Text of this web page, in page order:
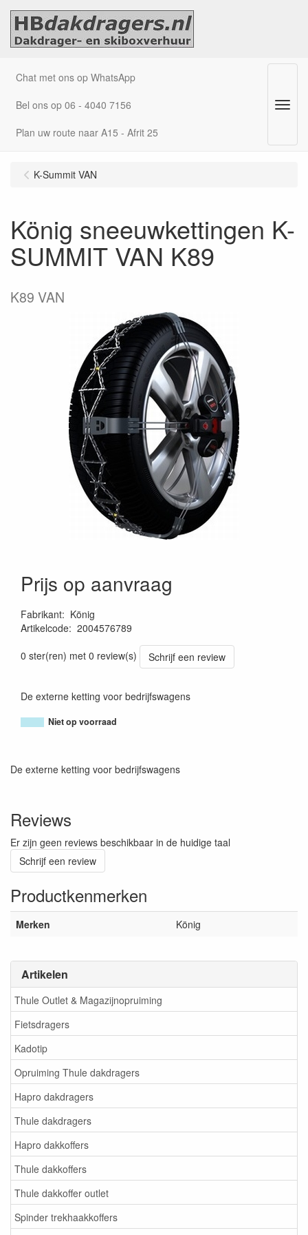
Chat met ons op WhatsApp
Bel ons op 06 - 4040 7156
Plan uw route naar A15 - Afrit 25
Menu
Artikelen
Thule Outlet & Magazijnopruiming
Fietsdragers
Kadotip
Opruiming Thule dakdragers
Hapro dakdragers
Thule dakdragers
Hapro dakkoffers
Thule dakkoffers
Thule dakkoffer outlet
Spinder trekhaakkoffers
K-Summit VAN
König sneeuwkettingen K-
SUMMIT VAN K89
K89 VAN
Prijs op aanvraag
Fabrikant: König
Artikelcode: 2004576789
0 ster(ren) met 0 review(s)
Schrijf een review
De externe ketting voor bedrijfswagens
Niet op voorraad
De externe ketting voor bedrijfswagens
Reviews
Er zijn geen reviews beschikbaar in de huidige taal
Schrijf een review
Productkenmerken
Merken König